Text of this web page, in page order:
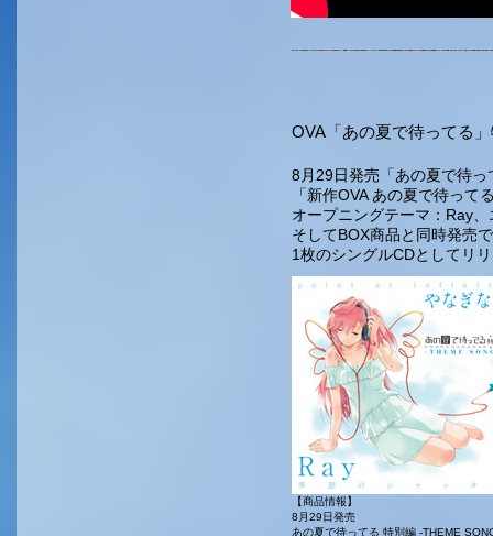
OVA「あの夏で待ってる
8月29日発売「あの夏で待
「新作OVA あの夏で待っ
オープニングテーマ：Ray
そしてBOX商品と同時発売
1枚のシングルCDとしてリ
【商品情報】
8月29日発売
あの夏で待ってる 特別編 -THEME